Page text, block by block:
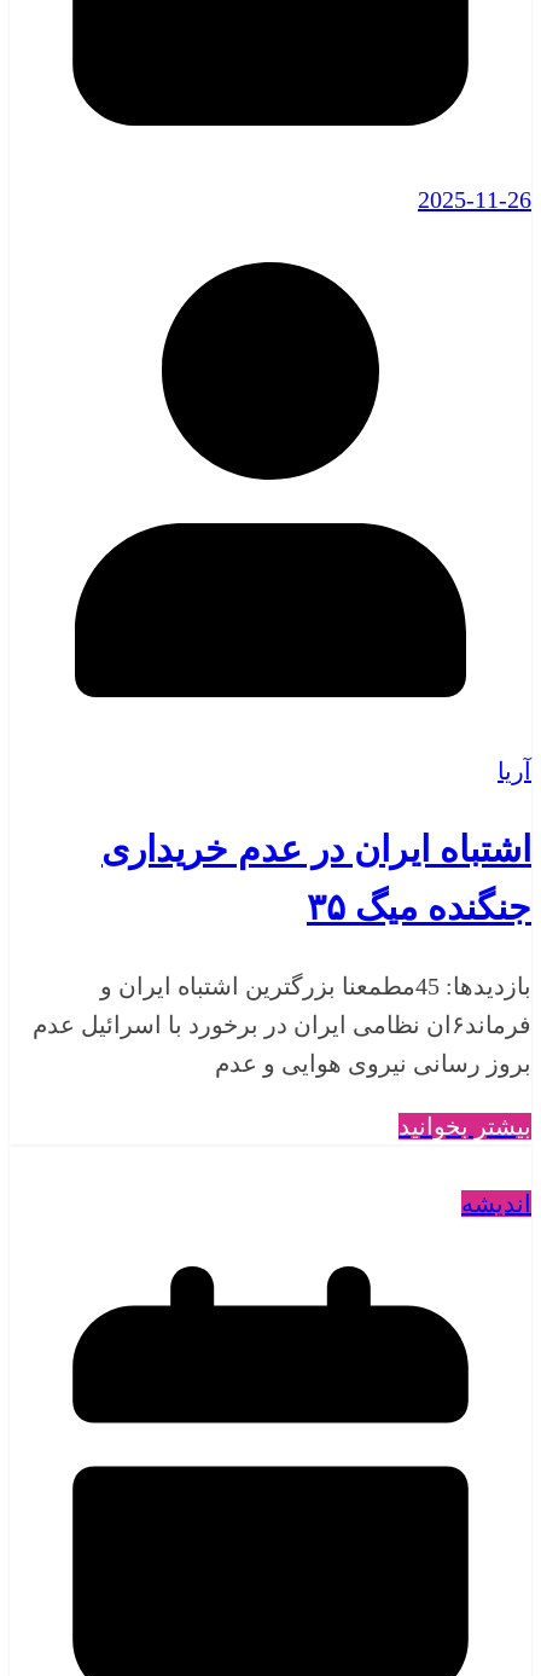
2025-11-26
آریا
اشتباه ایران در عدم خریداری
جنگنده میگ ۳۵
بازدیدها: 45مطمعنا بزرگترین اشتباه ایران و
فرماند۶ان نظامی ایران در برخورد با اسرائیل عدم
بروز رسانی نیروی هوایی و عدم
بیشتر بخوانید
اندیشه